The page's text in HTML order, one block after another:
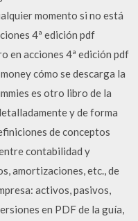
momento si no está
4ª edición pdf
en acciones 4ª edición pdf
cómo se descarga la
es otro libro de la
y de forma
de conceptos
contabilidad y
amortizaciones, etc., de
activos, pasivos,
en PDF de la guía,